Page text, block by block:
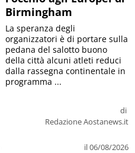
Birmingham
di
Redazione Aostanews.it
il 06/08/2026
La speranza degli
organizzatori è di portare sulla
pedana del salotto buono
della città alcuni atleti reduci
dalla rassegna continentale in
programma ...